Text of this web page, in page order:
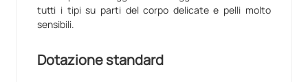
tutti i tipi su parti del corpo delicate e pelli molto
sensibili.
Dotazione standard